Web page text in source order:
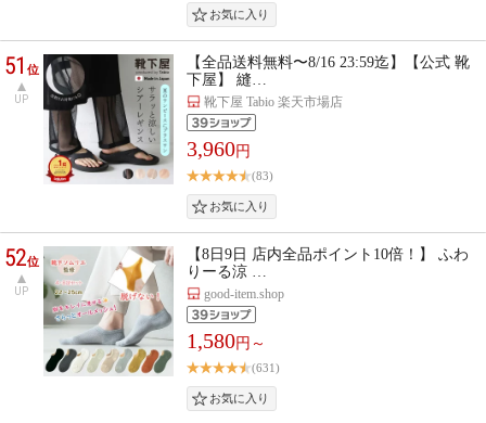
51位
UP
【全品送料無料〜8/16 23:59迄】【公式 靴
下屋】 縫…
靴下屋 Tabio 楽天市場店
3,960円
(83)
52位
UP
【8日9日 店内全品ポイント10倍！】 ふわ
りーる涼 …
good-item.shop
1,580円～
(631)